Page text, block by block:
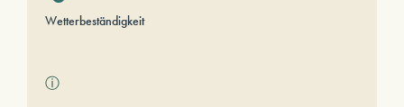
Wetterbeständigkeit
ⓘ